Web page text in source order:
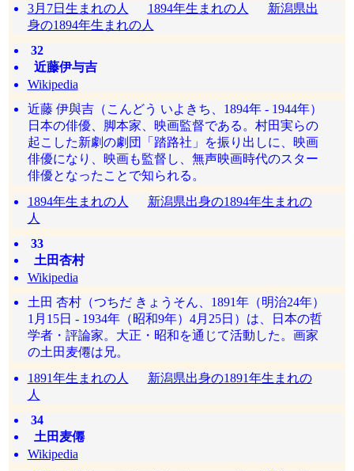
3月7日生まれの人
1894年生まれの人
新潟県出
身の1894年生まれの人
32
近藤伊与吉
Wikipedia
近藤 伊與吉（こんどう いよきち、1894年 - 1944年）
日本の俳優、脚本家、映画監督である。村田実らの
起こした新劇の劇団「踏路社」を振り出しに、映画
俳優になり、映画も監督し、無声映画時代のスター
俳優となったことで知られる。
1894年生まれの人
新潟県出身の1894年生まれの
人
33
土田杏村
Wikipedia
土田 杏村（つちだ きょうそん、1891年（明治24年）
1月15日 - 1934年（昭和9年）4月25日）は、日本の哲
学者・評論家。大正・昭和を通じて活動した。画家
の土田麦僊は兄。
1891年生まれの人
新潟県出身の1891年生まれの
人
34
土田麦僊
Wikipedia